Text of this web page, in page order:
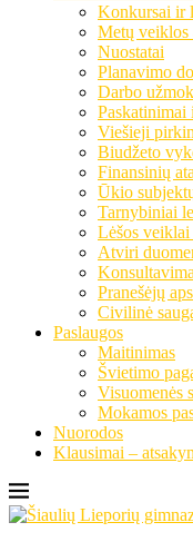
Konkursai ir
Metų veiklos
Nuostatai
Planavimo
Darbo
Paskatinimai
Viešieji
Biudžeto
Finansinių
Ūkio
Tarnybiniai
Lėšos
Atviri
Pranešėjų
Civilinė
Paslaugos
Maitinimas
Švietimo
Visuomenės
Mokamos
Nuorodos
Klausimai –